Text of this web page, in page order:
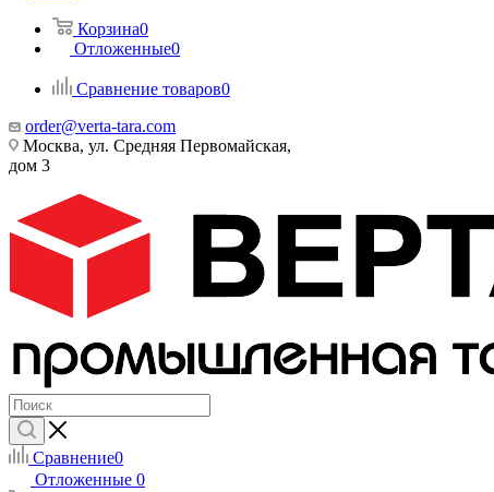
Корзина0
Отложенные0
Сравнение товаров0
order@verta-tara.com
Москва, ул. Средняя Первомайская,
дом 3
Сравнение0
Отложенные 0